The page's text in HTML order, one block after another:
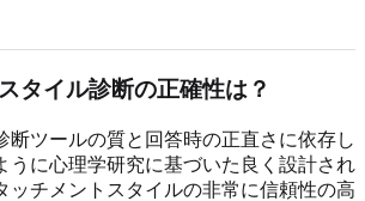
タイル診断の正確性は？
断ツールの質と回答時の正直さに依存し
うに心理学研究に基づいた良く設計され
ッチメントスタイルの非常に信頼性の高